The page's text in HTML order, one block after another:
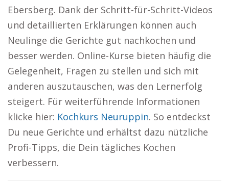
Ebersberg. Dank der Schritt-für-Schritt-Videos
und detaillierten Erklärungen können auch
Neulinge die Gerichte gut nachkochen und
besser werden. Online-Kurse bieten häufig die
Gelegenheit, Fragen zu stellen und sich mit
anderen auszutauschen, was den Lernerfolg
steigert. Für weiterführende Informationen
klicke hier: Kochkurs Neuruppin. So entdeckst
Du neue Gerichte und erhältst dazu nützliche
Profi-Tipps, die Dein tägliches Kochen
verbessern.